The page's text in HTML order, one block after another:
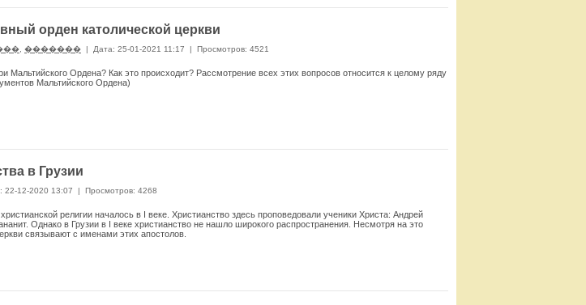
орден католической церкви
������� | Дата: 25-01-2021 11:17 | Просмотров: 4521
Мальтийского Ордена? Как это происходит? Рассмотрение всех этих вопросов относится к целому ряду
Мальтийского Ордена)
в Грузии
22-12-2020 13:07 | Просмотров: 4268
религии началось в I веке. Христианство здесь проповедовали ученики Христа: Андрей
Однако в Грузии в I веке христианство не нашло широкого распространения. Несмотря на это
связывают с именами этих апостолов.